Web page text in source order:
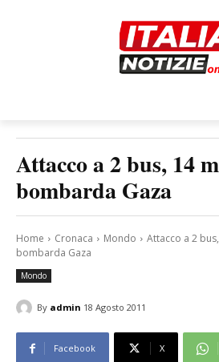
Attacco a 2 bus, 14
bombarda Gaza
Home Cronaca Mondo
Attacco a 2
bombarda Gaza
Mondo
By admin 18 Agosto 2011
Facebook X